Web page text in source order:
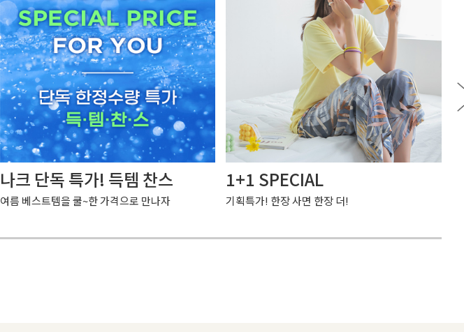
나크 단독 특가! 득템 찬스
여름 베스트템을 쿨~한 가격으로 만나자
1+1 SPECIAL
기획특가! 한장 사면 한장 더!